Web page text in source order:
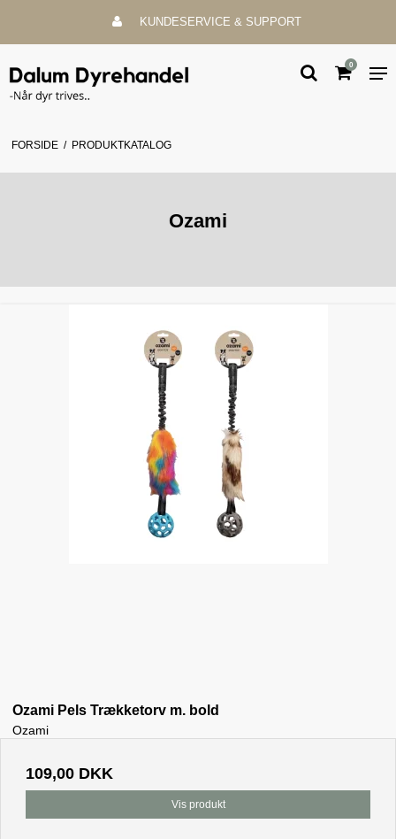
KUNDESERVICE & SUPPORT
0
FORSIDE / PRODUKTKATALOG
Ozami
Ozami Pels Trækketorv m. bold
Ozami
109,00 DKK
Vis produkt